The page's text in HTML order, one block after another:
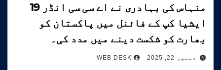
منہاس کی بہادری نے اے سی سی انڈر 19
ایشیا کپ کے فائنل میں پاکستان کو
بھارت کو شکست دینے میں مدد کی۔
دسمبر 22, 2025 WEB DESK